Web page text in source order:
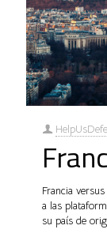
Francia
a las
su país de